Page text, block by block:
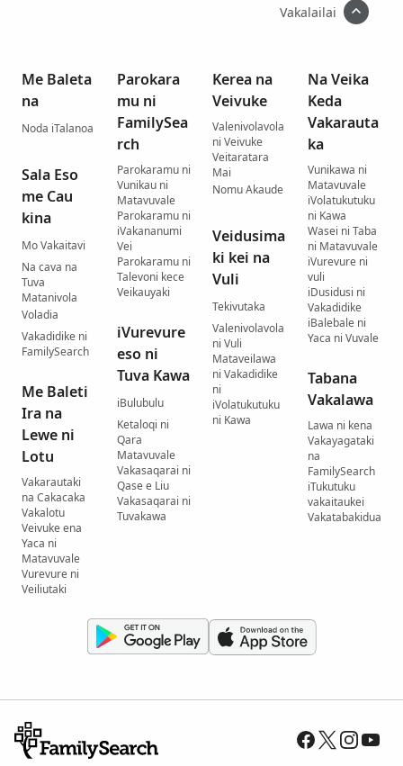
Vakalailai
Me Baleta
na
Noda iTalanoa
Sala Eso
me Cau
kina
Mo Vakaitavi
Na cava na
Tuva
Matanivola
Voladia
Vakadidike ni
FamilySearch
Me Baleti
Ira na
Lewe ni
Lotu
Vakarautaki
na Cakacaka
Vakalotu
Veivuke ena
Yaca ni
Matavuvale
Vurevure ni
Veiliutaki
Parokara
mu ni
FamilySea
rch
Parokaramu ni
Vunikau ni
Matavuvale
Parokaramu ni
iVakananumi
Vei
Parokaramu ni
Talevoni kece
Veikauyaki
iVurevure
eso ni
Tuva Kawa
iBulubulu
Ketaloqi ni
Qara
Matavuvale
Vakasaqarai ni
Qase e Liu
Vakasaqarai ni
Tuvakawa
Kerea na
Veivuke
Valenivolavola
ni Veivuke
Veitaratara
Mai
Nomu Akaude
Veidusima
ki kei na
Vuli
Tekivutaka
Valenivolavola
ni Vuli
Mataveilawa
ni Vakadidike
ni
iVolatukutuku
ni Kawa
Na Veika
Keda
Vakarauta
ka
Vunikawa ni
Matavuvale
iVolatukutuku
ni Kawa
Wasei ni Taba
ni Matavuvale
iVurevure ni
vuli
iDusidusi ni
Vakadidike
iBalebale ni
Yaca ni Vuvale
Tabana
Vakalawa
Lawa ni kena
Vakayagataki
na
FamilySearch
iTukutuku
vakaitaukei
Vakatabakidua